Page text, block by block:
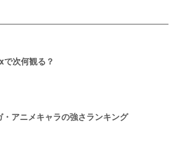
次何観る？
・アニメキャラの強さランキング